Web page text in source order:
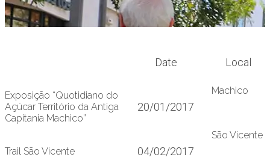
Date Local
Exposição “Quotidiano do
Açúcar Território da Antiga
Capitania Machico”
20/01/2017
Machico
Trail São Vicente 04/02/2017
São Vicente